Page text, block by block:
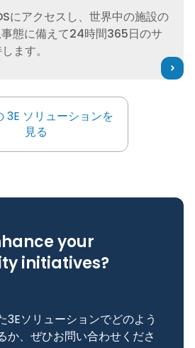
にアクセスし、世界中の施設の
態に備えて24時間365日のサ
ます。
3E ソリューションを
見る
すべての 3E ソリューションを
your
initiatives?
3Eソリューションでどのよう
か、ぜひお問い合わせくださ